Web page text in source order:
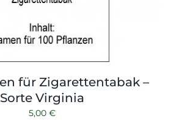
für Zigarettentabak –
Sorte Virginia
5,00 €